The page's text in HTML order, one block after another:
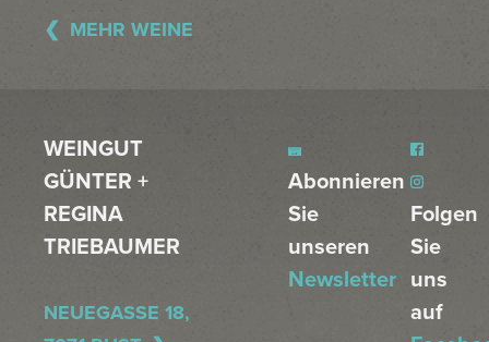
MEHR WEINE
WEINGUT
GÜNTER +
REGINA
TRIEBAUMER
NEUEGASSE 18,
Abonnieren
Sie
unseren
Newsletter
Folgen
Sie
uns
auf